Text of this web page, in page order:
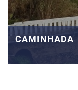
CAMINHADA